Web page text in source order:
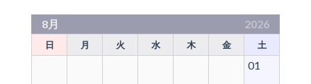
8月 2026
日 月 火 水 木 金 土
01